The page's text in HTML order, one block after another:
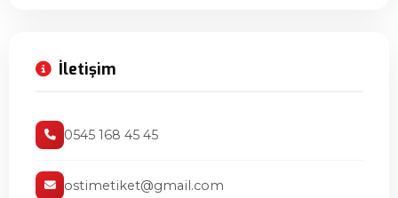
İletişim
0545 168 45 45
ostimetiket@gmail.com